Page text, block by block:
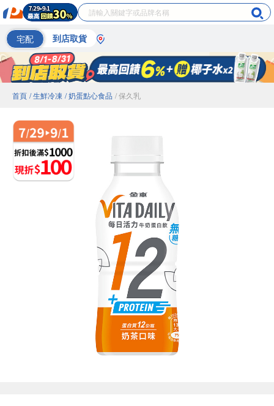
宅配 到店取貨
首頁 / 生鮮冷凍 / 奶蛋點心食品 / 保久乳